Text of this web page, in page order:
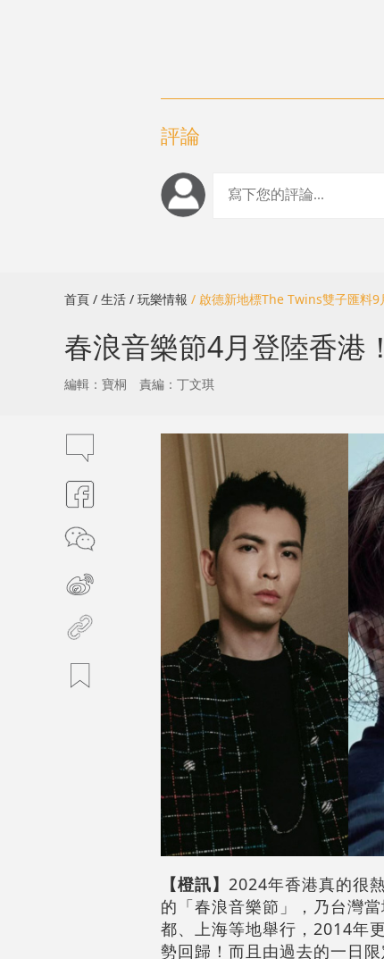
評論
首頁 / 生活 / 玩樂情報 / 啟德新地標The Twins雙子匯料9
春浪音樂節4月登陸香港
編輯：寶桐 責編：丁文琪
【橙訊】 2024年香港真的很
的「春浪音樂節」，乃台灣
都、上海等地舉行，2014年
勢回歸！而且由過去的一日